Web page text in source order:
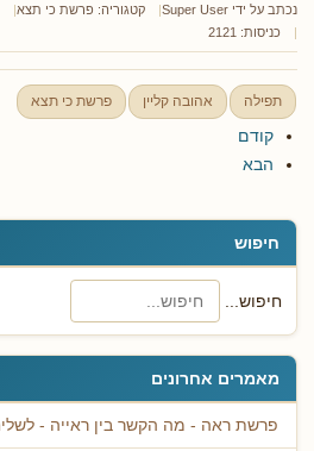
חיפוש
חיפוש...
מאמרים אחרונים
פרשת ראה - מה הקשר בין ראייה -
נכתב על ידי Super User קטגוריה: פרשת כי תצא
כניסות: 2121
תפילה אהובה קליין פרשת כי תצא
קודם
הבא